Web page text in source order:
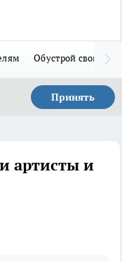
Обустрой свой дом
Принять
артисты и